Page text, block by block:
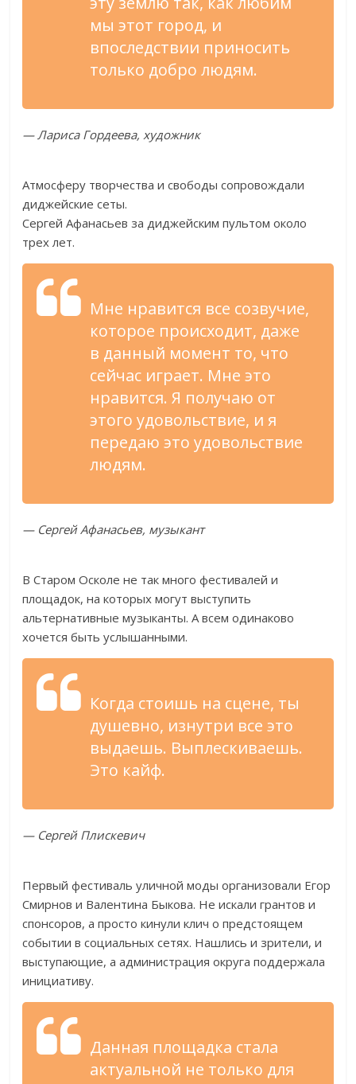
мы этот город, и
впоследствии приносить
только добро людям.
— Лариса Гордеева, художник
Атмосферу творчества и свободы сопровождали
диджейские сеты.
Сергей Афанасьев за диджейским пультом около
трех лет.
Мне нравится все созвучие,
которое происходит, даже
в данный момент то, что
сейчас играет. Мне это
нравится. Я получаю от
этого удовольствие, и я
передаю это удовольствие
людям.
— Сергей Афанасьев, музыкант
В Старом Осколе не так много фестивалей и
площадок, на которых могут выступить
альтернативные музыканты. А всем одинаково
хочется быть услышанными.
Когда стоишь на сцене, ты
душевно, изнутри все это
выдаешь. Выплескиваешь.
Это кайф.
— Cергей Плискевич
Первый фестиваль уличной моды организовали Егор
Смирнов и Валентина Быкова. Не искали грантов и
спонсоров, а просто кинули клич о предстоящем
событии в социальных сетях. Нашлись и зрители, и
выступающие, а администрация округа поддержала
инициативу.
Данная площадка стала
актуальной не только для